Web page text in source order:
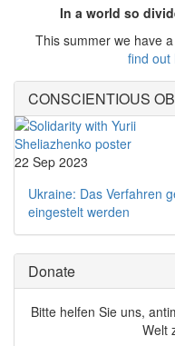
In a world so
This summer we have
find out
CONSCIENTIOUS
22 Sep 2023
Ukraine: Das Verfahren
eingestelt werden
Donate
Bitte helfen Sie uns,
Welt